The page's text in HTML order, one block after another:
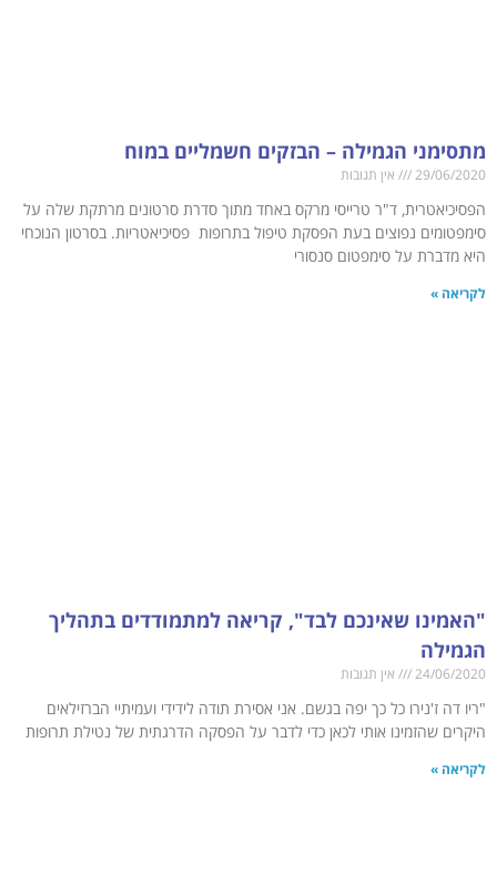
מתסימני הגמילה – הבזקים חשמליים במוח
29/06/2020 אין תגובות
הפסיכיאטרית, ד"ר טרייסי מרקס באחד מתוך סדרת סרטונים מרתקת שלה על
סימפטומים נפוצים בעת הפסקת טיפול בתרופות פסיכיאטריות. בסרטון הנוכחי
היא מדברת על סימפטום סנסורי
לקריאה »
"האמינו שאינכם לבד", קריאה למתמודדים בתהליך
הגמילה
24/06/2020 אין תגובות
"ריו דה ז'נירו כל כך יפה בגשם. אני אסירת תודה לידידי ועמיתיי הברזילאים
היקרים שהזמינו אותי לכאן כדי לדבר על הפסקה הדרגתית של נטילת תרופות
לקריאה »